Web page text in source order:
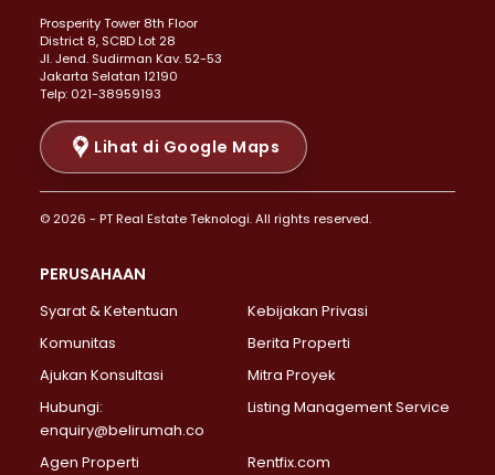
Properti Dijual di Menteng >
Properti Dijual di Senen >
Properti Dijual di Tanah Abang >
Properti Dijual di Cikini >
Properti Dijual di Kramat >
Properti Dijual di Pasar Baru >
Properti Dijual di Bendungan Hilir >
Properti Dijual di Jakarta Selatan >
Properti Dijual di Lebak Bulus >
Properti Dijual di Gandaria Selatan >
Properti Dijual di Pondok Labu >
Properti Dijual di Lenteng Agung >
Properti Dijual di Senayan >
Properti Dijual di Pondok Pinang >
Prosperity Tower 8th Floor
District 8, SCBD Lot 28
JI. Jend. Sudirman Kav. 52-53
Jakarta Selatan 12190
Telp: 021-38959193
Lihat di Google Maps
© 2026 - PT Real Estate Teknologi. All rights reserved.
PERUSAHAAN
Syarat & Ketentuan
Kebijakan Privasi
Komunitas
Berita Properti
Ajukan Konsultasi
Mitra Proyek
Hubungi:
enquiry@belirumah.co
Listing Management Service
Agen Properti Rentfix.com